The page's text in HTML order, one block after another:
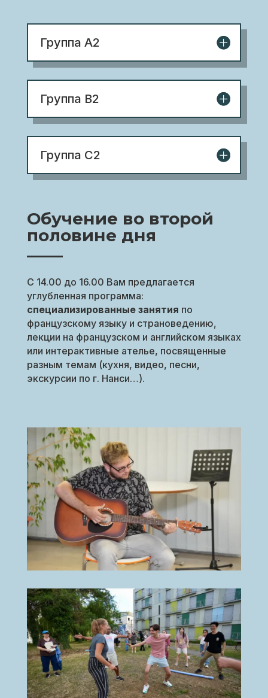
Группа A2
Группа B2
Группа C2
Обучение во второй
половине дня
С 14.00 до 16.00 Вам предлагается
углубленная программа:
специализированные занятия по
французскому языку и страноведению,
лекции на французском и английском языках
или интерактивные ателье, посвященные
разным темам (кухня, видео, песни,
экскурсии по г. Нанси…).